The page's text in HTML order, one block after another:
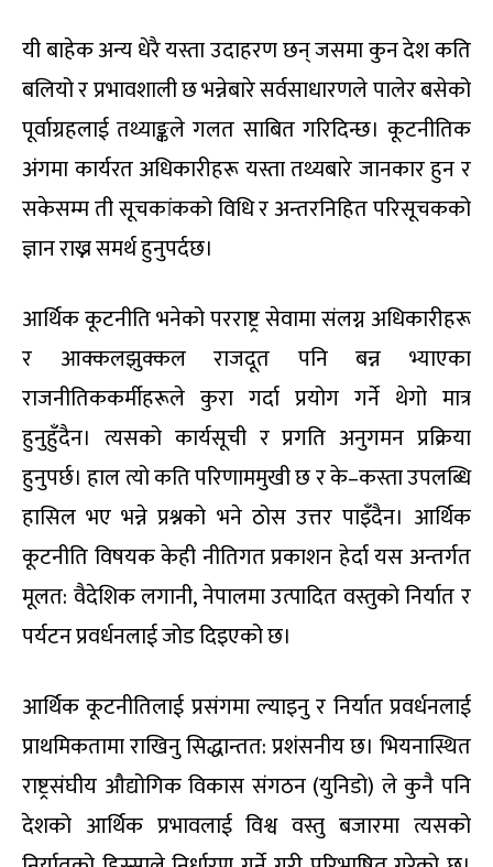
यी बाहेक अन्य धेरै यस्ता उदाहरण छन् जसमा कुन देश कति
बलियो र प्रभावशाली छ भन्नेबारे सर्वसाधारणले पालेर बसेको
पूर्वाग्रहलाई तथ्याङ्कले गलत साबित गरिदिन्छ। कूटनीतिक
अंगमा कार्यरत अधिकारीहरू यस्ता तथ्यबारे जानकार हुन र
सकेसम्म ती सूचकांकको विधि र अन्तरनिहित परिसूचकको
ज्ञान राख्न समर्थ हुनुपर्दछ।
आर्थिक कूटनीति भनेको परराष्ट्र सेवामा संलग्न अधिकारीहरू
र आक्कलझुक्कल राजदूत पनि बन्न भ्याएका
राजनीतिककर्मीहरूले कुरा गर्दा प्रयोग गर्ने थेगो मात्र
हुनुहुँदैन। त्यसको कार्यसूची र प्रगति अनुगमन प्रक्रिया
हुनुपर्छ। हाल त्यो कति परिणाममुखी छ र के–कस्ता उपलब्धि
हासिल भए भन्ने प्रश्नको भने ठोस उत्तर पाइँदैन। आर्थिक
कूटनीति विषयक केही नीतिगत प्रकाशन हेर्दा यस अन्तर्गत
मूलत: वैदेशिक लगानी, नेपालमा उत्पादित वस्तुको निर्यात र
पर्यटन प्रवर्धनलाई जोड दिइएको छ।
आर्थिक कूटनीतिलाई प्रसंगमा ल्याइनु र निर्यात प्रवर्धनलाई
प्राथमिकतामा राखिनु सिद्धान्तत: प्रशंसनीय छ। भियनास्थित
राष्ट्रसंघीय औद्योगिक विकास संगठन (युनिडो) ले कुनै पनि
देशको आर्थिक प्रभावलाई विश्व वस्तु बजारमा त्यसको